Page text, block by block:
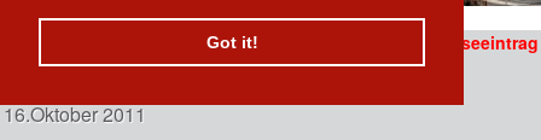
Got it!
www.prater-archiv.at»Presse/2011/Oktober/Elektroautos
Presseeintrag
16.Oktober 2011